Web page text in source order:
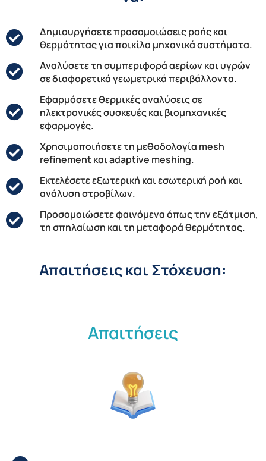
Δημιουργήσετε προσομοιώσεις ροής και
θερμότητας για ποικίλα μηχανικά συστήματα.
Αναλύσετε τη συμπεριφορά αερίων και υγρών
σε διαφορετικά γεωμετρικά περιβάλλοντα.
Εφαρμόσετε θερμικές αναλύσεις σε
ηλεκτρονικές συσκευές και βιομηχανικές
εφαρμογές.
Χρησιμοποιήσετε τη μεθοδολογία mesh
refinement και adaptive meshing.
Εκτελέσετε εξωτερική και εσωτερική ροή και
ανάλυση στροβίλων.
Προσομοιώσετε φαινόμενα όπως την εξάτμιση,
τη σπηλαίωση και τη μεταφορά θερμότητας.
Απαιτήσεις και Στόχευση:
Απαιτήσεις